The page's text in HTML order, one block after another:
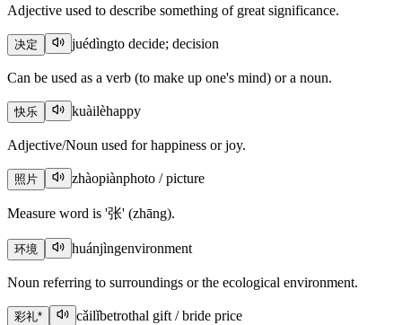
Adjective used to describe something of great significance.
决定 juédìngto decide; decision
Can be used as a verb (to make up one's mind) or a noun.
快乐 kuàilèhappy
Adjective/Noun used for happiness or joy.
照片 zhàopiànphoto / picture
Measure word is '张' (zhāng).
环境 huánjìngenvironment
Noun referring to surroundings or the ecological environment.
彩礼* cǎilǐbetrothal gift / bride price